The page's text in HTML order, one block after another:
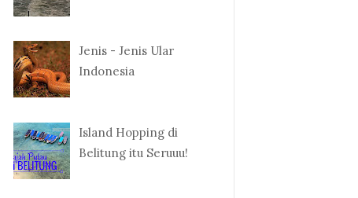
Jenis - Jenis Ular
Indonesia
Island Hopping di
Belitung itu Seruuu!